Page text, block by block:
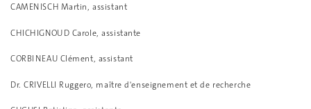
CAMENISCH Martin, assistant
CHICHIGNOUD Carole, assistante
CORBINEAU Clément, assistant
Dr. CRIVELLI Ruggero, maître d'enseignement et de recherche